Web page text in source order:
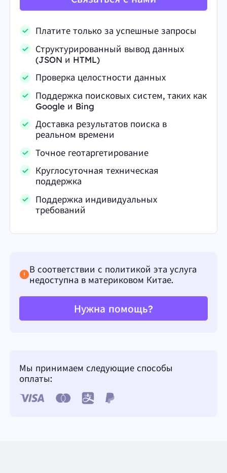
Платите только за успешные запросы
Структурированный вывод данных
(JSON и HTML)
Проверка целостности данных
Поддержка поисковых систем, таких как
Google и Bing
Доставка результатов поиска в
реальном времени
Точное геотаргетирование
Круглосуточная техническая
поддержка
Поддержка индивидуальных
требований
В соответствии с политикой эта услуга
недоступна в материковом Китае.
Нужна помощь?
Мы принимаем следующие способы
оплаты: